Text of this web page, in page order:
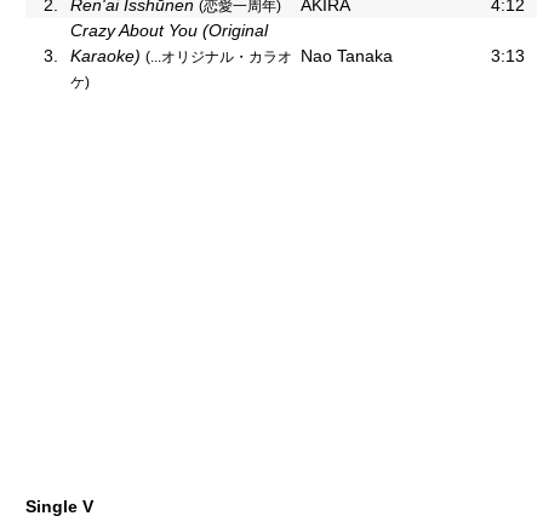
2.
Ren'ai Isshūnen (恋愛一周年) AKIRA 4:12
3.
Crazy About You (Original
Karaoke) (...オリジナル・カラオ
ケ)
Nao Tanaka 3:13
Single V